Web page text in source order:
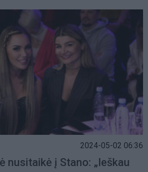
2024-05-02 06:36
nusitaikė į Stano: „Ieškau